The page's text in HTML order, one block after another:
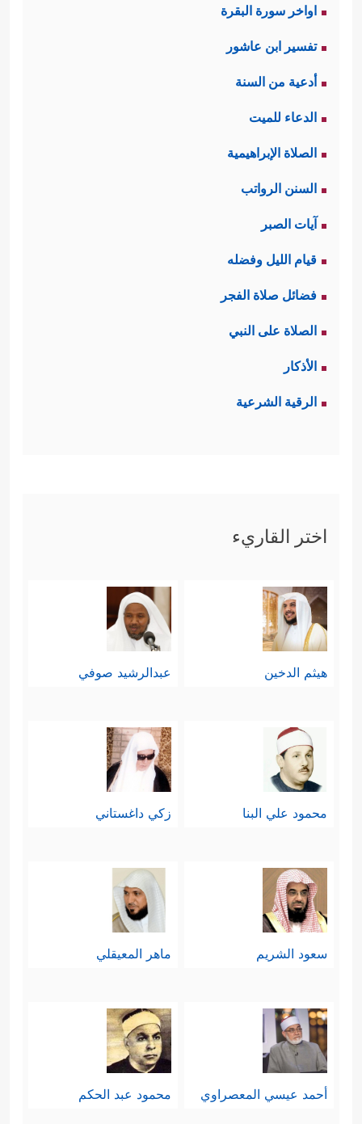
اواخر سورة البقرة
تفسير ابن عاشور
أدعية من السنة
الدعاء للميت
الصلاة الإبراهيمية
السنن الرواتب
آيات الصبر
قيام الليل وفضله
فضائل صلاة الفجر
الصلاة على النبي
الأذكار
الرقية الشرعية
اختر القاريء
هيثم الدخين عبدالرشيد صوفي
محمود علي البنا زكي داغستاني
سعود الشريم ماهر المعيقلي
أحمد عيسي المعصراوي محمود عبد الحكم